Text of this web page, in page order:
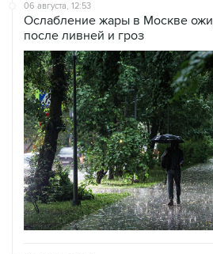
06 августа, 12:53
Ослабление жары в Москве
после ливней и гроз